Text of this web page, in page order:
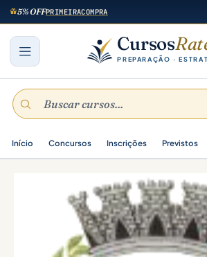
5% OFFPRIMEIRACOMPRA
Cursos
PREPARAÇÃO ·
Início Concursos Inscrições Previstos